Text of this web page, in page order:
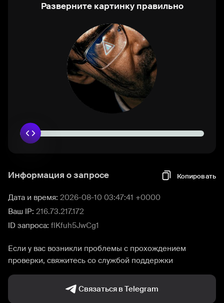
Разверните картинку правильно
Информация о запросе Копировать
Дата и время: 2026-08-10 03:47:41 +0000
Ваш IP: 216.73.217.172
ID запроса: flKfuh5JwCg1
Если у вас возникли проблемы с прохождением
проверки, свяжитесь со службой поддержки
Связаться в Telegram